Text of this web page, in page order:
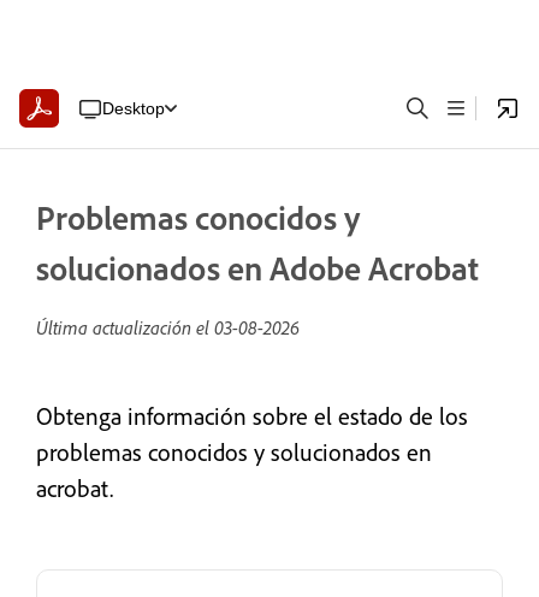
Desktop
Problemas conocidos y
solucionados en Adobe Acrobat
Última actualización el 03-08-2026
Obtenga información sobre el estado de los
problemas conocidos y solucionados en
acrobat.